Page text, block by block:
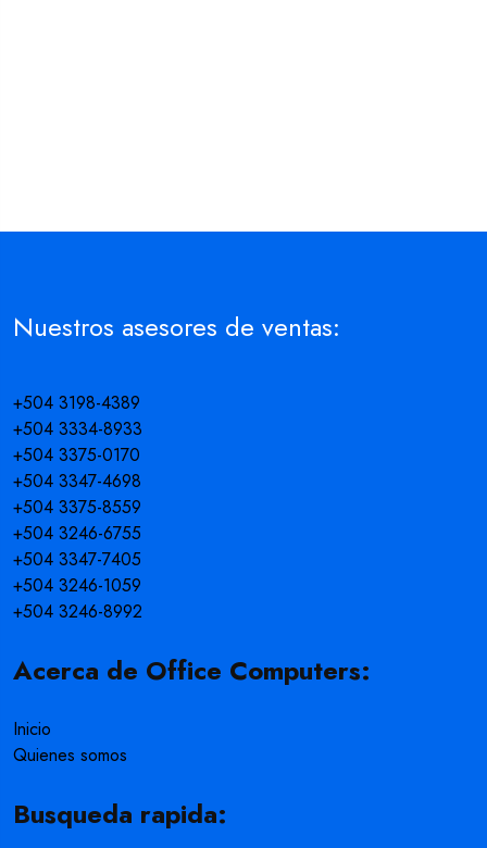
Nuestros asesores de ventas:
+504 3198-4389
+504 3334-8933
+504 3375-0170
+504 3347-4698
+504 3375-8559
+504 3246-6755
+504 3347-7405
+504 3246-1059
+504 3246-8992
Acerca de Office Computers:
Inicio
Quienes somos
Busqueda rapida: